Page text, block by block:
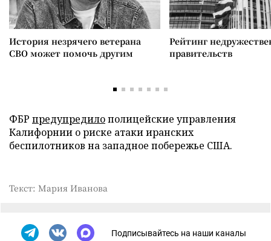
История незрячего ветерана
СВО может помочь другим
Рейтинг
правительств
ФБР предупредилополицейские управления
Калифорнии о риске атаки иранских
беспилотников на западное побережье США.
Текст: Мария Иванова
Подписывайтесь на наши каналы